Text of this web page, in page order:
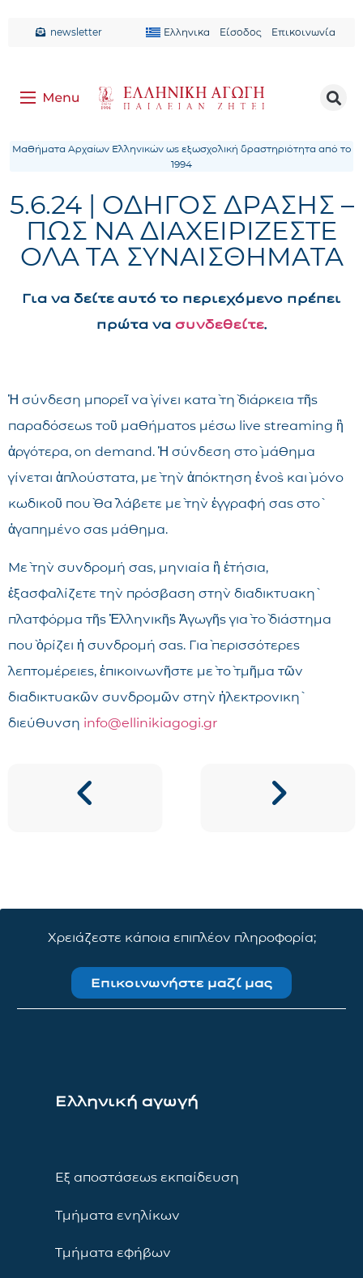
newsletter Ελληνικα Είσοδος Επικοινωνία
Μαθήματα Αρχαίων Ελληνικών ως εξωσχολική δραστηριότητα από το
1994
5.6.24 | ΟΔΗΓΟΣ ΔΡΑΣΗΣ –
ΠΩΣ ΝΑ ΔΙΑΧΕΙΡΙΖΕΣΤΕ
ΟΛΑ ΤΑ ΣΥΝΑΙΣΘΗΜΑΤΑ
Για να δείτε αυτό το περιεχόμενο πρέπει
πρώτα να συνδεθείτε.
Ἡ σύνδεση μπορεῖ νὰ γίνει κατὰ τὴ διάρκεια τῆς
παραδόσεως τοῦ μαθήματος μέσω live streaming ἢ
ἀργότερα, on demand. Ἡ σύνδεση στὸ μάθημα
γίνεται ἁπλούστατα, μὲ τὴν ἀπόκτηση ἑνὸς καὶ μόνο
κωδικοῦ ποὺ θὰ λάβετε μὲ τὴν ἐγγραφή σας στὸ
ἀγαπημένο σας μάθημα.
Μὲ τὴν συνδρομή σας, μηνιαία ἢ ἐτήσια,
ἐξασφαλίζετε τὴν πρόσβαση στὴν διαδικτυακὴ
πλατφόρμα τῆς Ἑλληνικῆς Ἀγωγῆς γιὰ τὸ διάστημα
ποὺ ὁρίζει ἡ συνδρομή σας. Γιὰ περισσότερες
λεπτομέρειες, ἐπικοινωνῆστε μὲ τὸ τμῆμα τῶν
διαδικτυακῶν συνδρομῶν στὴν ἠλεκτρονικὴ
διεύθυνση info@ellinikiagogi.gr
Χρειάζεστε κάποια επιπλέον πληροφορία;
Επικοινωνήστε μαζί μας
Ελληνική αγωγή
Εξ αποστάσεως εκπαίδευση
Τμήματα ενηλίκων
Τμήματα εφήβων